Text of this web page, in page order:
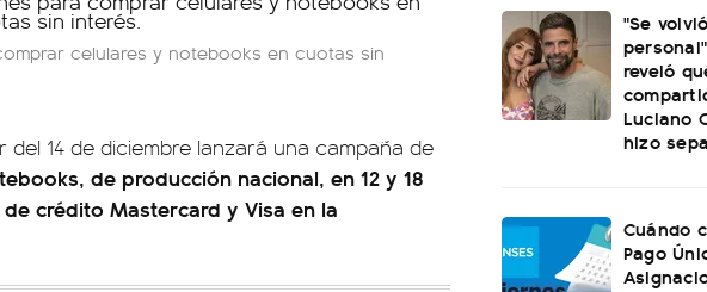
celulares y notebooks en cuotas sin
14 de diciembre lanzará una campaña de
de producción nacional, en 12 y 18
crédito Mastercard y Visa en la
"Se
reveló
Luciano
hizo
Cuándo
Pago